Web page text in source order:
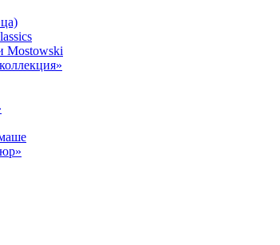
Mostowski